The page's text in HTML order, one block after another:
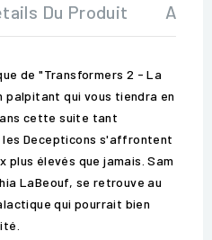
Du Produit Avis
de "Transformers 2 - La
palpitant qui vous tiendra en
cette suite tant
Decepticons s'affrontent
plus élevés que jamais. Sam
LaBeouf, se retrouve au
qui pourrait bien